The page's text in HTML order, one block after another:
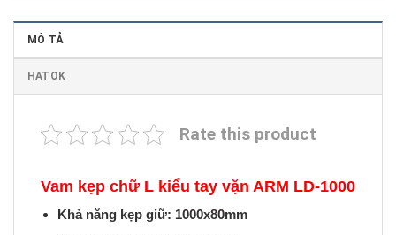
MÔ TẢ
HATOK
Rate this product
Vam kẹp chữ L kiểu tay vặn ARM LD-1000
Khả năng kẹp giữ: 1000x80mm